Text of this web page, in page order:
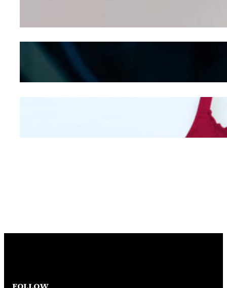
Kepribadian
Mengintip Kepribadian
Wanita Dari Warna Bra